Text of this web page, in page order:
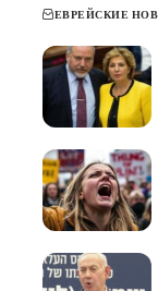
ЕВРЕЙСКИЕ